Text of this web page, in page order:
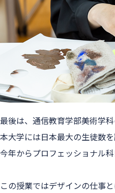
最後は、通信教育学部美術学
本大学には日本最大の生徒数
今年からプロフェッショナル
この授業ではデザインの仕事